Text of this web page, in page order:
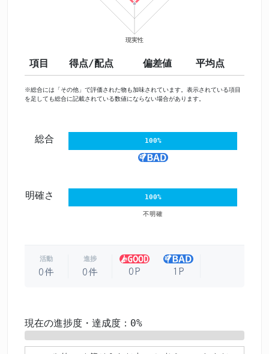
項目 得点/配点 偏差値 平均点
※総合には「その他」で評価された物も加味されています。表示されている項目
を足しても総合に記載されている数値にならない場合があります。
総合 100%
明確さ 100%
不明確
活動
0件
進捗
0件 0P 1P
現在の進捗度・達成度：0%